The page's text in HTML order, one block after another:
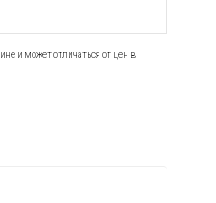
и может отличаться от цен в